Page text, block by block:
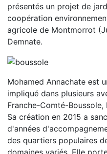
présentés un projet de
coopération
agricole de Montmorrot
Demnate.
Mohamed Annachate est
impliqué dans plusieurs
Franche-Comté-
Sa création en 2015 a
d'années
des quartiers populaires
domaines variés. Elle